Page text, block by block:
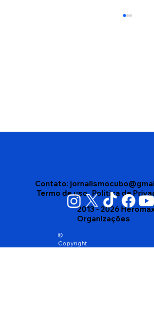
Disputa interna no
Contato:
Termo de uso Politica de
©
Copyright
2013 - 2026
Organizações